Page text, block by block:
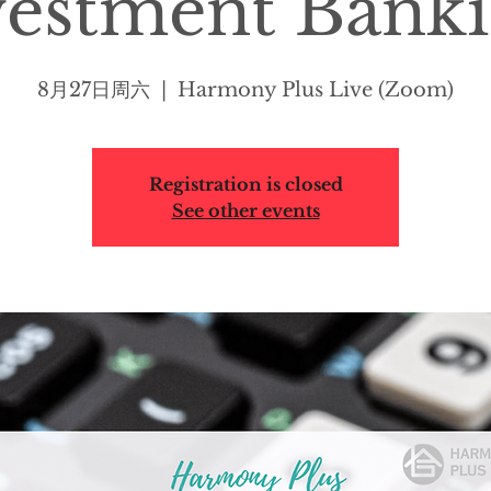
8月27日周六 Harmony Plus Live (Zoom)
Registration is closed
See other events